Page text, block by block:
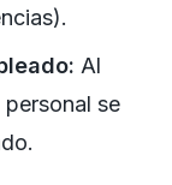
Al
se